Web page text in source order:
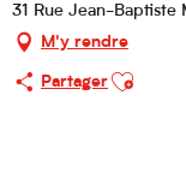
31 Rue Jean-Baptiste
M'y rendre
Partager
Ajouter